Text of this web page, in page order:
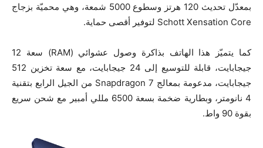
بمعدّل تحديث 120 هرتز وسطوع 5000 شمعة، وهي محميّة بزجاج
Schott Xensation Core لتوفير أقصى حماية.
كما يتميّز هذا الهاتف بذاكرة وصول عشوائي (RAM) سعة 12
جيجابايت، قابلة للتوسيع إلى 24 جيجابايت، مع سعة تخزين 512
جيجابايت، مدعومة بمعالج Snapdragon 7 من الجيل الرابع بتقنية
4 نانومتر، وبطارية ضخمة بسعة 6500 مللي أمبير مع شحن سريع
بقوة 90 واط.